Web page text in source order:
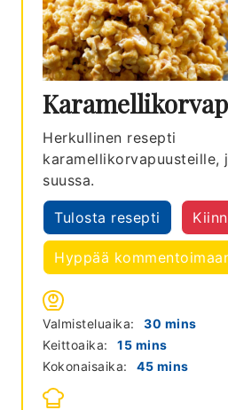
Herkullinen resepti
karamellikorvapuusteille,
suussa.
Tulosta resepti
Hyppää
Valmisteluaika: 30 minutes
mins
Keittoaika:
15minutes
mins
Kokonaisaika:
45minutes
mins